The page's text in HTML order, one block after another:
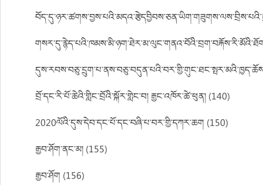
བྲོ་དང་རི་པོ་ཆེའི་གླིང་བྲོའི་སྐོར་གླེང་བ། རྒྱང་འཁོར་ཚེ་ཕུན། (140)
2020ལོའི་དུས་དེབ་དང་པོ་དང་བཞི་པ་བར་གྱི་དཀར་ཆག (150)
རྒྱབ་ཤོག་ནང་མ། (155)
རྒྱབ་ཤོག (156)